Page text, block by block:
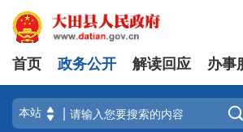
首页 政务公开 解读回应 办事
